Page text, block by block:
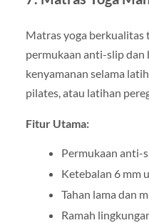
Matras yoga berkualitas
permukaan anti-slip
kenyamanan selama
pilates, atau latihan
Fitur Utama:
Permukaan anti-
Ketebalan 6 mm
Tahan lama dan
Ramah